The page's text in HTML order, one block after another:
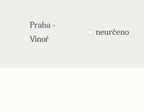
Praha -
Vinoř
neurčeno